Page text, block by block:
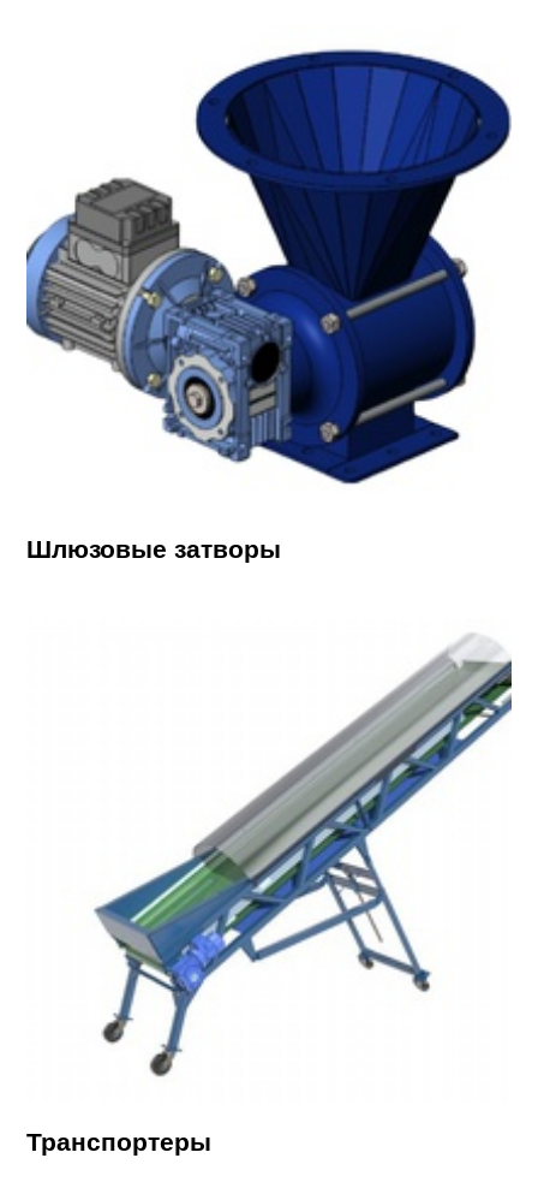
Шлюзовые затворы
Транспортеры